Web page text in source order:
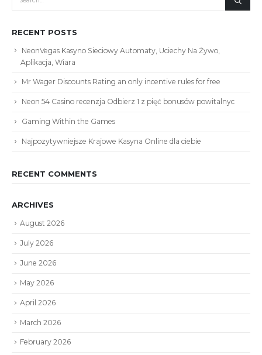
RECENT POSTS
NeonVegas Kasyno Sieciowy Automaty, Uciechy Na Żywo,
Aplikacja, Wiara
Mr Wager Discounts Rating an only incentive rules for free
Neon 54 Casino recenzja Odbierz 1 z pięć bonusów powitalnyc
Gaming Within the Games
Najpozytywniejsze Krajowe Kasyna Online dla ciebie
RECENT COMMENTS
ARCHIVES
August 2026
July 2026
June 2026
May 2026
April 2026
March 2026
February 2026